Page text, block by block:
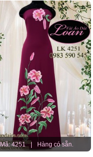
Mã: 4251 | Hàng có sẵn.